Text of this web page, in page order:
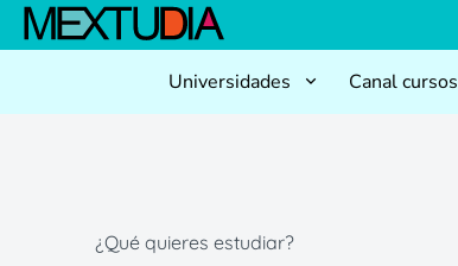
Universidades Canal cursos
¿Qué quieres estudiar?